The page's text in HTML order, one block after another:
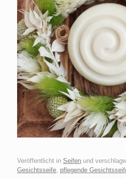
Veröffentlicht in Seifen und
Gesichtsseife, pflegende